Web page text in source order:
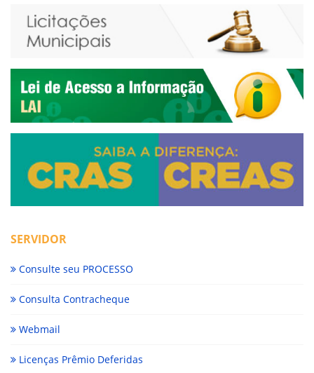
SERVIDOR
Consulte seu PROCESSO
Consulta Contracheque
Webmail
Licenças Prêmio Deferidas